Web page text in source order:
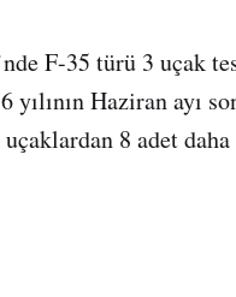
F-35 türü 3 uçak
yılının Haziran ayı
8 adet daha